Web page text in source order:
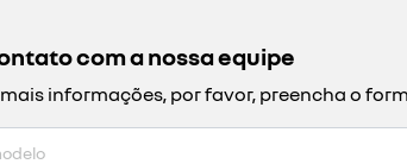
especializados. tudo para ajudar você
da rede renault pro + da proeste renault
a melhor forma de pagamento, assim